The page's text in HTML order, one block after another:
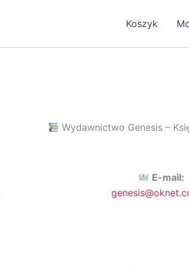
Koszyk
Wydawnictwo Genesis –
E-mail: